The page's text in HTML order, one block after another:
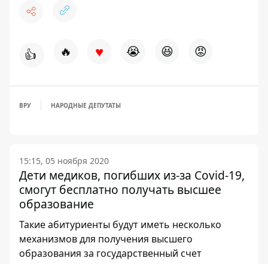
👍 🔥 ♥ 😭 😆 😡
ВРУ НАРОДНЫЕ ДЕПУТАТЫ
15:15, 05 ноября 2020
Дети медиков, погибших из-за Covid-19,
смогут бесплатно получать высшее
образование
Такие абитуриенты будут иметь несколько
механизмов для получения высшего
образования за государственный счет